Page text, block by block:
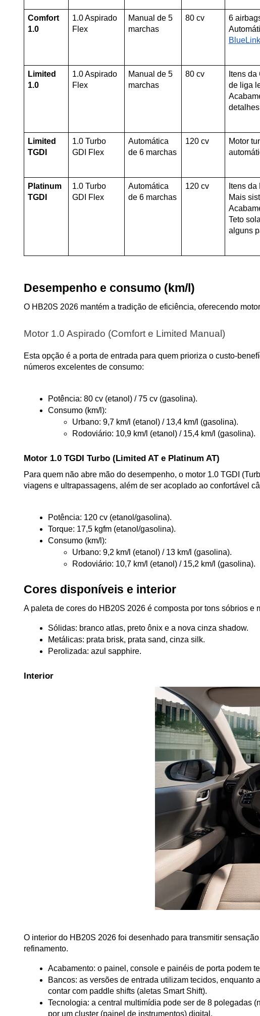
Comfort
1.0
1.0 Aspirado
Flex
Manual de 5
marchas
80 cv
6
BlueLink
Limited
1.0
1.0 Aspirado
Flex
Manual de 5
marchas
80 cv
Itens
de liga
Limited
TGDI
1.0 Turbo
GDI Flex
Automática
de 6 marchas
120 cv
Motor
Platinum
TGDI
1.0 Turbo
GDI Flex
Automática
de 6 marchas
120 cv
Itens
Mais
Teto
alguns
Desempenho e consumo (km/l)
O HB20S 2026 mantém a tradição de eficiência, oferecendo
Motor 1.0 Aspirado (Comfort e Limited Manual)
Esta opção é a porta de entrada para quem prioriza o custo-
números excelentes de consumo:
Potência: 80 cv (etanol) / 75 cv (gasolina).
Consumo (km/l):
Urbano: 9,7 km/l (etanol) / 13,4 km/l (gasolina).
Rodoviário: 10,9 km/l (etanol) / 15,4 km/l (gasolina).
Motor 1.0 TGDI Turbo (Limited AT e Platinum AT)
Para quem não abre mão do desempenho, o motor 1.0 TGDI
viagens e ultrapassagens, além de ser acoplado ao confortável
Potência: 120 cv (etanol/gasolina).
Torque: 17,5 kgfm (etanol/gasolina).
Consumo (km/l):
Urbano: 9,2 km/l (etanol) / 13 km/l (gasolina).
Rodoviário: 10,7 km/l (etanol) / 15,2 km/l (gasolina).
Cores disponíveis e interior
A paleta de cores do HB20S 2026 é composta por tons sóbrios
Sólidas: branco atlas, preto ônix e a nova cinza shadow.
Metálicas: prata brisk, prata sand, cinza silk.
Perolizada: azul sapphire.
Interior
O interior do HB20S 2026 foi desenhado para transmitir
refinamento.
Acabamento: o painel, console e painéis de porta podem
Bancos: as versões de entrada utilizam tecidos,
contar com paddle shifts (aletas Smart Shift).
Tecnologia: a central multimídia pode ser de 8 polegadas
por um cluster (painel de instrumentos) digital.